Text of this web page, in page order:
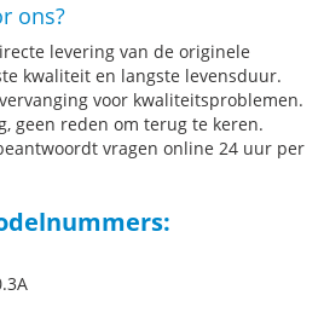
ons?
levering van de originele
kwaliteit en langste levensduur.
voor kwaliteitsproblemen.
geen reden om terug te keren.
vragen online 24 uur per